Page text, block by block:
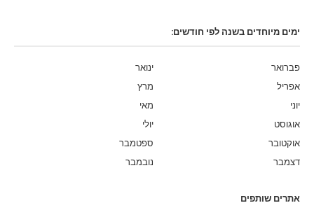
ימים מיוחדים בשנה לפי חודשים:
ינואר
פברואר
מרץ
אפריל
מאי
יוני
יולי
אוגוסט
ספטמבר
אוקטובר
נובמבר
דצמבר
אתרים שותפים